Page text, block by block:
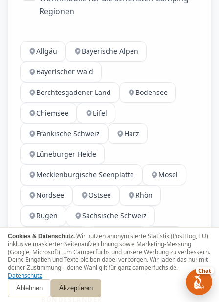
Regionen
Allgäu Bayerische Alpen
Bayerischer Wald
Berchtesgadener Land Bodensee
Chiemsee Eifel
Fränkische Schweiz Harz
Lüneburger Heide
Mecklenburgische Seenplatte Mosel
Nordsee Ostsee Rhön
Rügen Sächsische Schweiz
Schwarzwald Spreewald Sylt
Thüringer Wald Usedom
BUNDESLÄNDER
Cookies & Datenschutz. Wir nutzen anonymisierte Statistik (PostHog, EU)
inklusive maskierter Seitenaufzeichnung sowie Marketing-Messung
(Google, Microsoft), um Camperfuchs und unsere Werbung zu verbessern.
Deine Eingaben und Texte bleiben dabei verborgen. Wir laden das nur mit
deiner Zustimmung – deine Wahl gilt für ganz camperfuchs.de.
Datenschutz
Ablehnen Akzeptieren
Chat